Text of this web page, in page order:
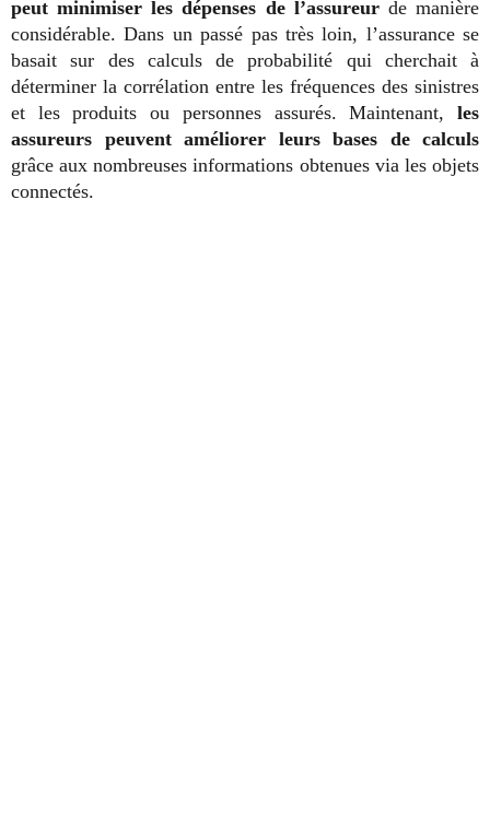
peut minimiser les dépenses de l’assureurde manière
considérable. Dans un passé pas très loin, l’assurance se
basait sur des calculs de probabilité qui cherchait à
déterminer la corrélation entre les fréquences des sinistres
et les produits ou personnes assurés. Maintenant, les
assureurs peuvent améliorer leurs bases de calculs
grâce aux nombreuses informations obtenues via les objets
connectés.